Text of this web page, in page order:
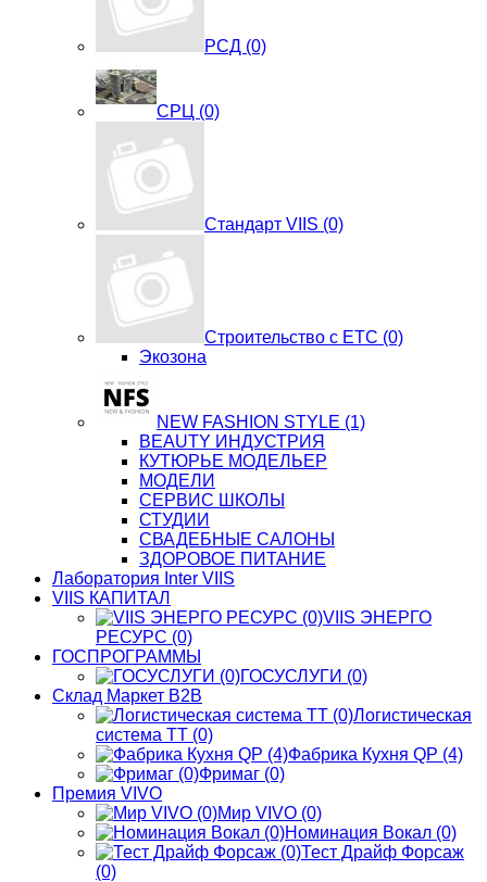
РСД (0)
СРЦ (0)
Стандарт VIIS (0)
Строительство с ЕТС (0)
Экозона
NEW FASHION STYLE (1)
BЕАUTY ИНДУСТРИЯ
КУТЮРЬЕ МОДЕЛЬЕР
МОДЕЛИ
СЕРВИС ШКОЛЫ
СТУДИИ
СВАДЕБНЫЕ САЛОНЫ
ЗДОРОВОЕ ПИТАНИЕ
Лаборатория Inter VIIS
VIIS КАПИТАЛ
VIIS ЭНЕРГО
РЕСУРС (0)
ГОСПРОГРАММЫ
ГОСУСЛУГИ (0)
Склад Маркет В2В
Логистическая
система ТТ (0)
Фабрика Кухня QP (4)
Фримаг (0)
Премия VIVO
Мир VIVO (0)
Номинация Вокал (0)
Тест Драйф Форсаж
(0)